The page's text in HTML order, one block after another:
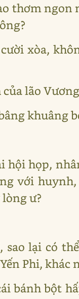
thơm ngon
xòa,
lão
khuâng
họp,
với
ư?
lại có
Phi,
bánh bột